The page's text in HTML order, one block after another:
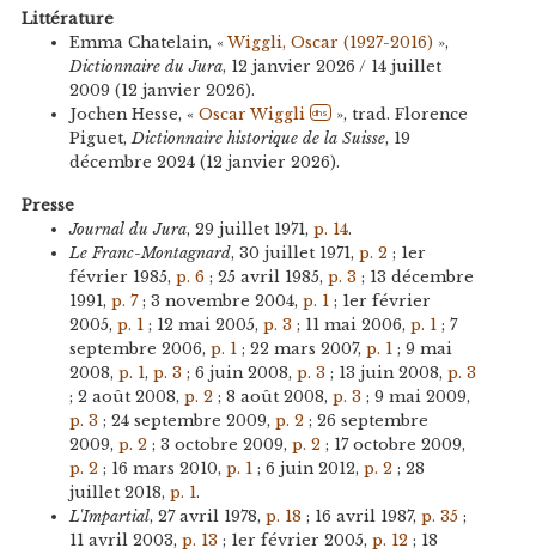
Littérature
Emma Chatelain, «Wiggli, Oscar (1927-2016)»,
Dictionnaire du Jura, 12 janvier 2026 / 14 juillet
2009 (12 janvier 2026).
Jochen Hesse, « Oscar Wiggli dhs », trad. Florence
Piguet,Dictionnaire historique de la Suisse, 19
décembre 2024 (12 janvier 2026).
Presse
Journal du Jura, 29 juillet 1971, p. 14.
Le Franc-Montagnard, 30 juillet 1971, p. 2 ; 1er
février 1985, p. 6; 25 avril 1985, p. 3 ; 13 décembre
1991, p. 7; 3 novembre 2004, p. 1; 1er février
2005, p. 1; 12 mai 2005, p. 3 ; 11 mai 2006, p. 1; 7
septembre 2006, p. 1; 22 mars 2007, p. 1; 9 mai
2008, p. 1, p. 3 ; 6 juin 2008, p. 3 ; 13 juin 2008, p. 3
; 2 août 2008, p. 2 ; 8 août 2008, p. 3 ; 9 mai 2009,
p. 3 ; 24 septembre 2009, p. 2 ; 26 septembre
2009, p. 2 ; 3 octobre 2009, p. 2 ; 17 octobre 2009,
p. 2 ; 16 mars 2010, p. 1; 6 juin 2012, p. 2 ; 28
juillet 2018, p. 1.
L'Impartial, 27 avril 1978, p. 18 ; 16 avril 1987, p. 35;
11 avril 2003, p. 13 ; 1er février 2005, p. 12 ; 18